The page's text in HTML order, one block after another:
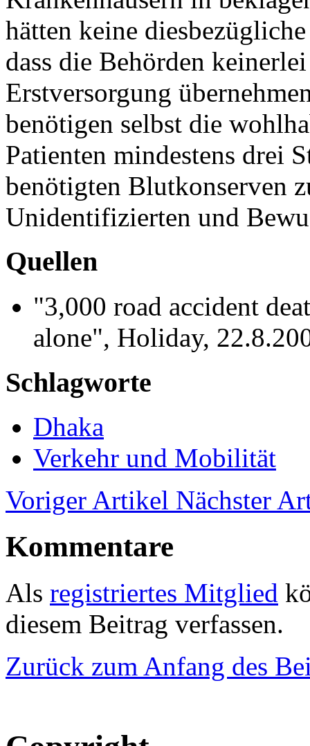
hätten keine
dass die Behörden
Erstversorgung
benötigen selbst die
Patienten mindestens drei
benötigten Blutkonserven
Unidentifizierten und
Quellen
"3,000 road accident
alone", Holiday,
Schlagworte
Dhaka
Verkehr und Mobilität
Voriger Artikel Nächster
Kommentare
Als registriertes Mitglied
diesem Beitrag verfassen.
Zurück zum Anfang des